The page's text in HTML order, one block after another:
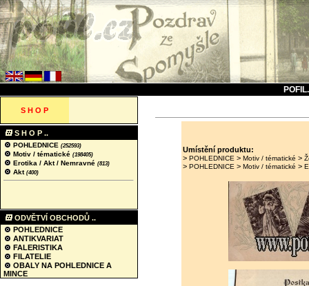
S H O P
S H O P ..
POHLEDNICE (252593)
Motiv / tématické (198405)
Erotika / Akt / Nemravné (813)
Akt (400)
ODVĚTVÍ OBCHODŮ ..
POHLEDNICE
ANTIKVARIAT
FALERISTIKA
FILATELIE
OBALY NA POHLEDNICE A
MINCE
Umístění produktu:
>POHLEDNICE >Motiv / tématické >
>POHLEDNICE >Motiv / tématické >